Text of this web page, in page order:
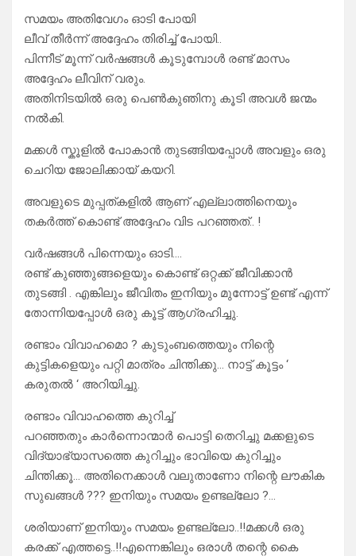
സമയം അതിവേഗം ഓടി പോയി
ലീവ് തീർന്ന് അദ്ദേഹം തിരിച്ച് പോയി..
പിന്നീട് മൂന്ന് വർഷങ്ങൾ കൂടുമ്പോൾ രണ്ട് മാസം
അദ്ദേഹം ലീവിന് വരും.
അതിനിടയിൽ ഒരു പെൺകുഞിനു കൂടി അവൾ ജന്മം
നൽകി.
മക്കൾ സ്കൂളിൽ പോകാൻ തുടങ്ങിയപ്പോൾ അവളും ഒരു
ചെറിയ ജോലിക്കായ് കയറി.
അവളുടെ മുപ്പത്കളിൽ ആണ് എല്ലാത്തിനെയും
തകർത്ത് കൊണ്ട് അദ്ദേഹം വിട പറഞ്ഞത്.. !
വർഷങ്ങൾ പിന്നെയും ഓടി….
രണ്ട് കുഞ്ഞുങ്ങളെയും കൊണ്ട് ഒറ്റക്ക് ജീവിക്കാൻ
തുടങ്ങി . എങ്കിലും ജീവിതം ഇനിയും മുന്നോട്ട് ഉണ്ട് എന്ന്
തോന്നിയപ്പോൾ ഒരു കൂട്ട് ആഗ്രഹിച്ചു.
രണ്ടാം വിവാഹമൊ ? കുടുംബത്തെയും നിന്റെ
കുട്ടികളെയും പറ്റി മാത്രം ചിന്തിക്കു… നാട്ട് കൂട്ടം ‘
കരുതൽ ‘ അറിയിച്ചു.
രണ്ടാം വിവാഹത്തെ കുറിച്ച്
പറഞ്ഞതും കാർന്നൊന്മാർ പൊട്ടി തെറിച്ചു മക്കളുടെ
വിദ്യാഭ്യാസത്തെ കുറിച്ചും ഭാവിയെ കുറിച്ചും
ചിന്തിക്കൂ… അതിനെക്കാൾ വലുതാണോ നിന്റെ ലൗകിക
സുഖങ്ങൾ ??? ഇനിയും സമയം ഉണ്ടല്ലോ ?…
ശരിയാണ് ഇനിയും സമയം ഉണ്ടല്ലോ..!!മക്കൾ ഒരു
കരക്ക് എത്തട്ടെ..!!എന്നെങ്കിലും ഒരാൾ തന്റെ കൈ